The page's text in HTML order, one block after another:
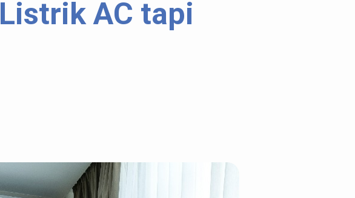
AC tapi